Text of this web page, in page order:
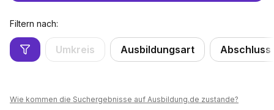
Filtern nach:
Umkreis Ausbildungsart Abschluss
Wie kommen die Suchergebnisse auf Ausbildung.de zustande?